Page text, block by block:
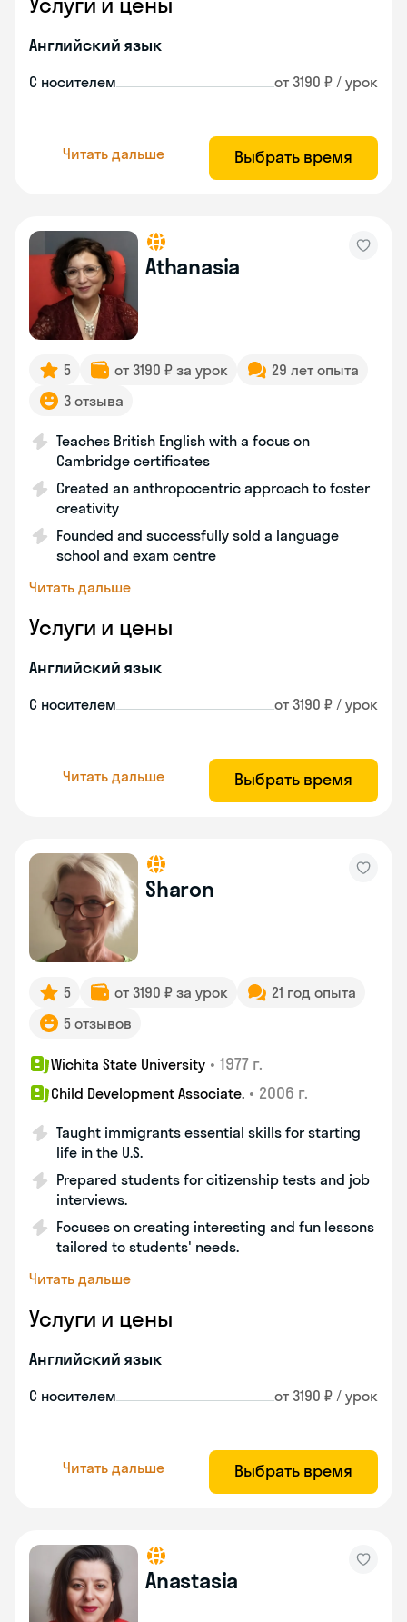
Английский язык
С носителем от 3190 ₽ / урок
Читать дальше Выбрать время
Athanasia
5 от 3190 ₽ за урок
29 лет опыта
3 отзыва
Teaches British English with a focus on
Cambridge certificates
Created an anthropocentric approach to foster
creativity
Founded and successfully sold a language
school and exam centre
Читать дальше
Услуги и цены
Английский язык
С носителем от 3190 ₽ / урок
Читать дальше Выбрать время
Sharon
5 от 3190 ₽ за урок
21 год опыта
5 отзывов
Wichita State University • 1977 г.
Child Development Associate. • 2006 г.
Taught immigrants essential skills for starting
life in the U.S.
Prepared students for citizenship tests and job
interviews.
Focuses on creating interesting and fun lessons
tailored to students' needs.
Читать дальше
Услуги и цены
Английский язык
С носителем от 3190 ₽ / урок
Читать дальше Выбрать время
Anastasia